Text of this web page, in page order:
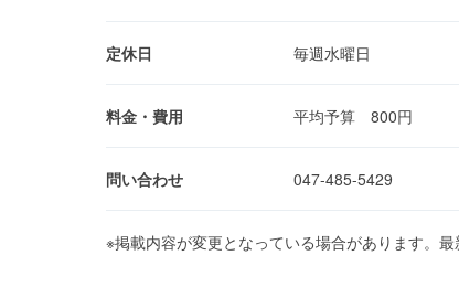
定休日 毎週水曜日
料金・費用 平均予算 800円
問い合わせ 047-485-5429
※掲載内容が変更となっている場合があります。